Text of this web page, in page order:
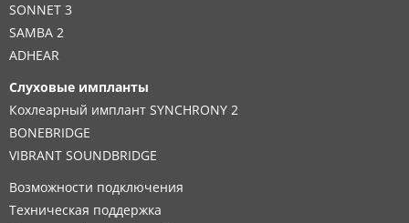
SONNET 3
SAMBA 2
ADHEAR
Слуховые импланты
Кохлеарный имплант SYNCHRONY 2
BONEBRIDGE
VIBRANT SOUNDBRIDGE
Возможности подключения
Техническая поддержка